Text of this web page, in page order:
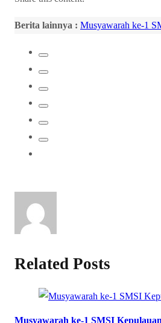
Berita lainnya : Musyawarah ke-1
Related Posts
Musyawarah ke-1 SMSI